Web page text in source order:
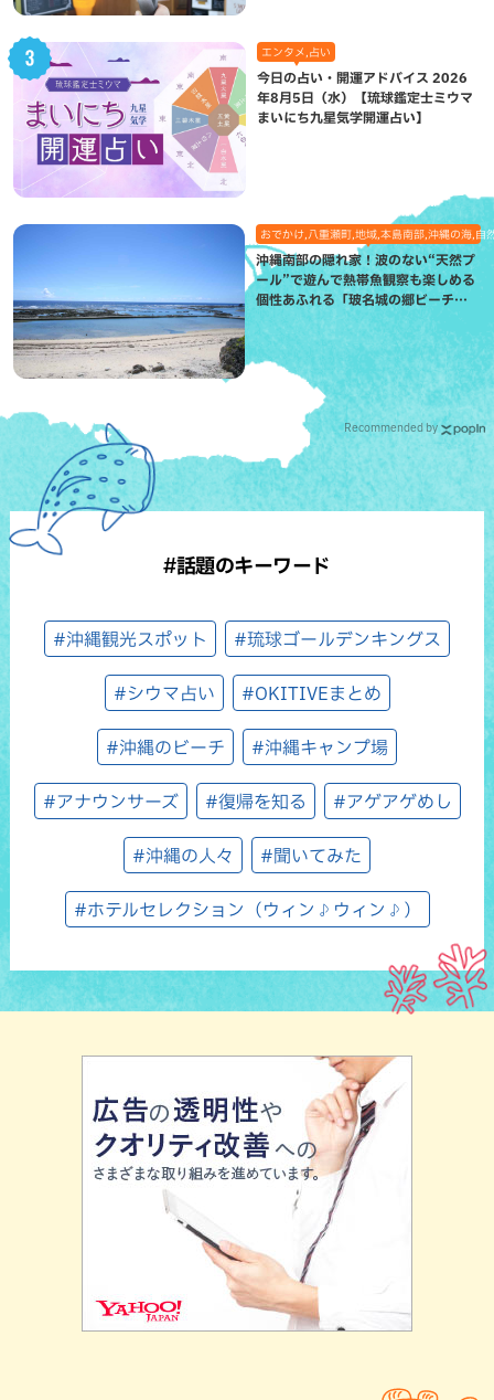
エンタメ,占い
今日の占い・開運アドバイス 2026
年8月5日（水）【琉球鑑定士ミウマ
まいにち九星気学開運占い】
おでかけ,八重瀬町,地域,本島南部,沖縄の海,自
沖縄南部の隠れ家！波のない“天然プ
ール”で遊んで熱帯魚観察も楽しめる
個性あふれる「玻名城の郷ビーチ」
（八重瀬町）
Recommended by
#話題のキーワード
#沖縄観光スポット #琉球ゴールデンキングス
#シウマ占い #OKITIVEまとめ
#沖縄のビーチ #沖縄キャンプ場
#アナウンサーズ #復帰を知る #アゲアゲめし
#沖縄の人々 #聞いてみた
#ホテルセレクション（ウィン♪ウィン♪）